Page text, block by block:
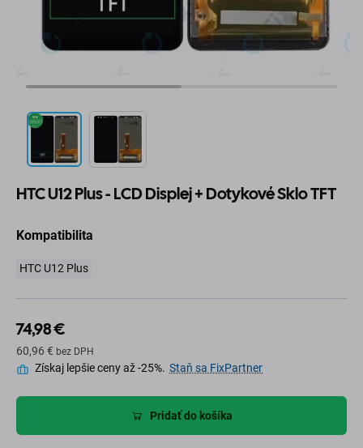
HTC U12 Plus - LCD Displej + Dotykové Sklo TFT
Kompatibilita
HTC U12 Plus
74,98 €
60,96 € bez DPH
Získaj lepšie ceny až -25%. Staň sa FixPartner
Pridať do košíka